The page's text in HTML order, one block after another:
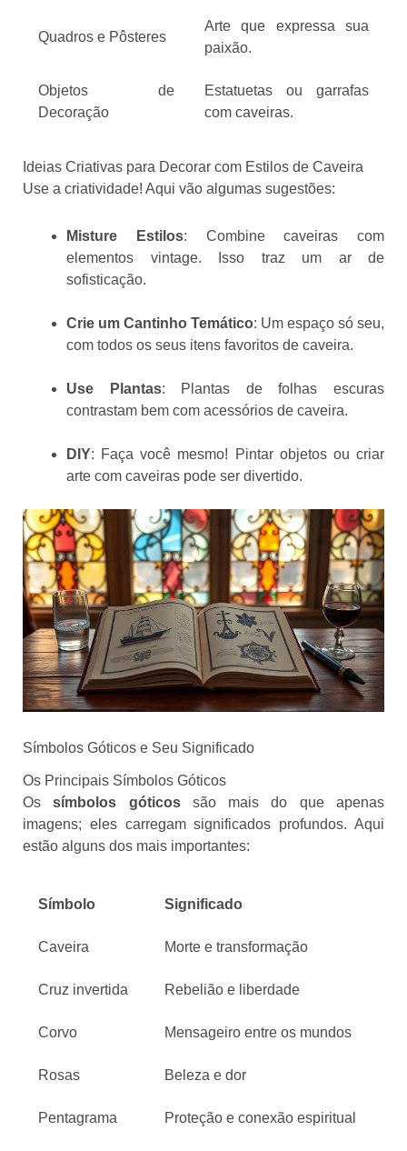
Quadros e Pôsteres
Arte que expressa sua
paixão.
Objetos de
Decoração
Estatuetas ou garrafas
com caveiras.
Ideias Criativas para Decorar com Estilos de Caveira
Use a criatividade! Aqui vão algumas sugestões:
Misture Estilos: Combine caveiras com
elementos vintage. Isso traz um ar de
sofisticação.
Crie um Cantinho Temático: Um espaço só seu,
com todos os seus itens favoritos de caveira.
Use Plantas: Plantas de folhas escuras
contrastam bem com acessórios de caveira.
DIY: Faça você mesmo! Pintar objetos ou criar
arte com caveiras pode ser divertido.
Símbolos Góticos e Seu Significado
Os Principais Símbolos Góticos
Ossímbolos góticossão mais do que apenas
imagens; eles carregam significados profundos. Aqui
estão alguns dos mais importantes:
Símbolo Significado
Caveira Morte e transformação
Cruz invertida Rebelião e liberdade
Corvo Mensageiro entre os mundos
Rosas Beleza e dor
Pentagrama Proteção e conexão espiritual